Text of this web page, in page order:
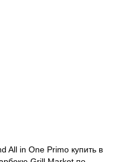
All in One Primo купить в